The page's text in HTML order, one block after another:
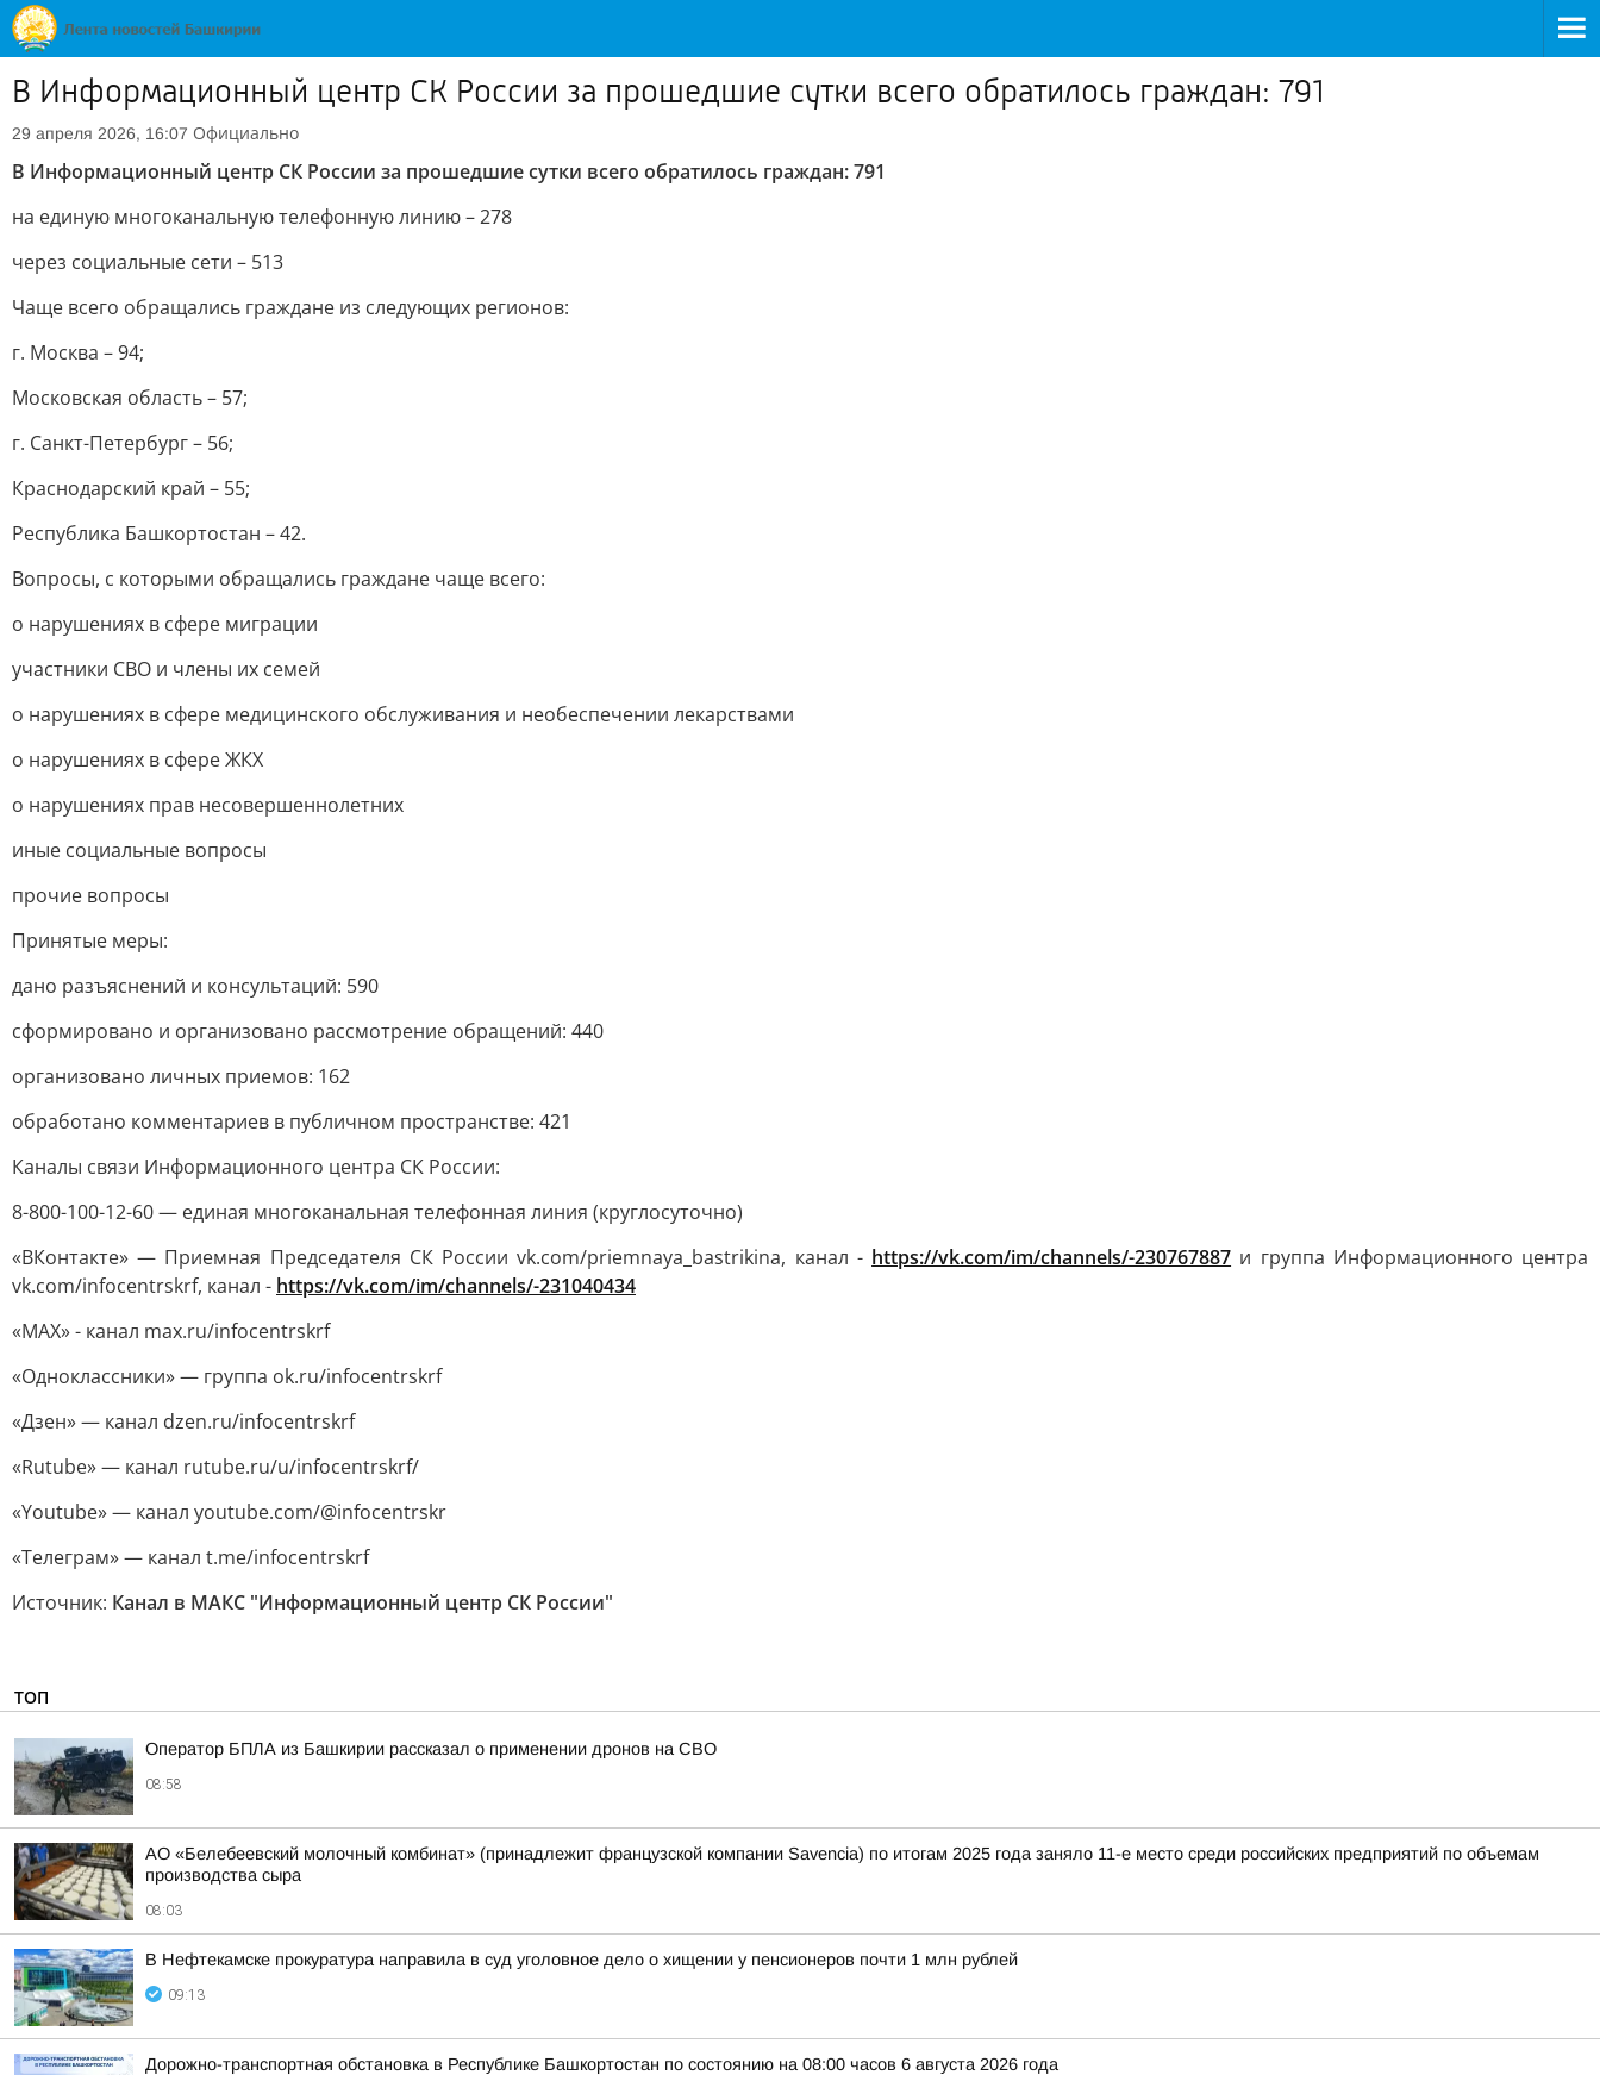
В Информационный центр СК России за прошедшие сутки всего обратилось граждан: 791
29 апреля 2026, 16:07 Официально
В Информационный центр СК России за прошедшие сутки всего обратилось граждан: 791
на единую многоканальную телефонную линию – 278
через социальные сети – 513
Чаще всего обращались граждане из следующих регионов:
г. Москва – 94;
Московская область – 57;
г. Санкт-Петербург – 56;
Краснодарский край – 55;
Республика Башкортостан – 42.
Вопросы, с которыми обращались граждане чаще всего:
о нарушениях в сфере миграции
участники СВО и члены их семей
о нарушениях в сфере медицинского обслуживания и необеспечении лекарствами
о нарушениях в сфере ЖКХ
о нарушениях прав несовершеннолетних
иные социальные вопросы
прочие вопросы
Принятые меры:
дано разъяснений и консультаций: 590
сформировано и организовано рассмотрение обращений: 440
организовано личных приемов: 162
обработано комментариев в публичном пространстве: 421
Каналы связи Информационного центра СК России:
8-800-100-12-60 — единая многоканальная телефонная линия (круглосуточно)
«ВКонтакте» — Приемная Председателя СК России vk.com/priemnaya_bastrikina, канал - https://vk.com/im/channels/-230767887 и группа Информационного центра
vk.com/infocentrskrf, канал - https://vk.com/im/channels/-231040434
«MAX» - канал max.ru/infocentrskrf
«Одноклассники» — группа ok.ru/infocentrskrf
«Дзен» — канал dzen.ru/infocentrskrf
«Rutube» — канал rutube.ru/u/infocentrskrf/
«Youtube» — канал youtube.com/@infocentrskr
«Телеграм» — канал t.me/infocentrskrf
Источник: Канал в МАКС "Информационный центр СК России"
ТОП
Оператор БПЛА из Башкирии рассказал о применении дронов на СВО
08:58
АО «Белебеевский молочный комбинат» (принадлежит французской компании Savencia) по итогам 2025 года заняло 11-е место среди российских предприятий по объемам
производства сыра
08:03
В Нефтекамске прокуратура направила в суд уголовное дело о хищении у пенсионеров почти 1 млн рублей
09:13
Дорожно-транспортная обстановка в Республике Башкортостан по состоянию на 08:00 часов 6 августа 2026 года